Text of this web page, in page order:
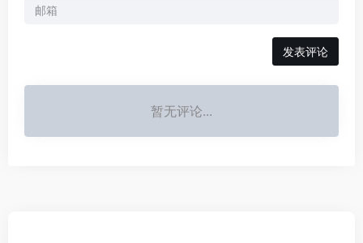
发表评论
暂无评论...